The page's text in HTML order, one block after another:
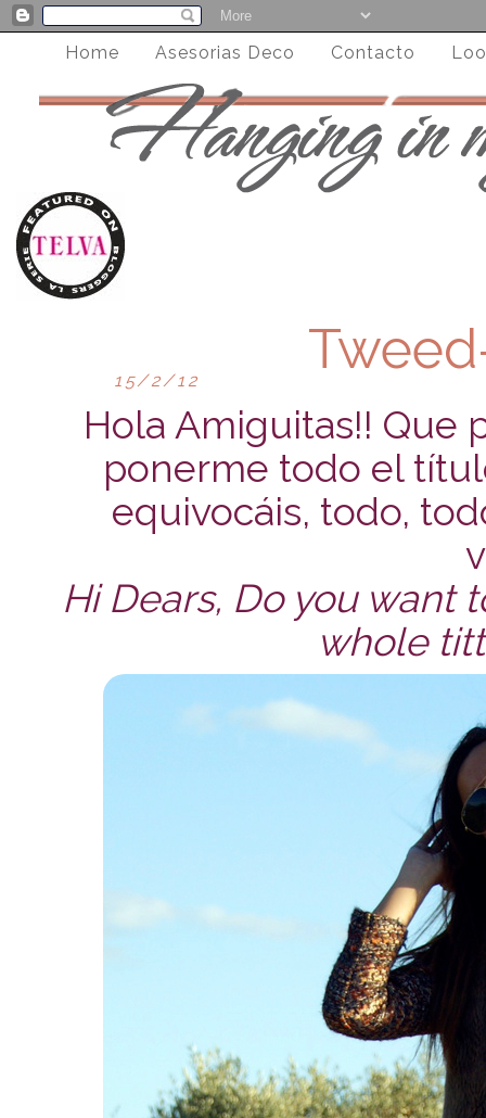
Home Asesorias Deco Contacto
15/2/12
Hola Amiguitas!! Que
ponerme todo el
equivocáis, todo,
Hi Dears, Do you want
whole